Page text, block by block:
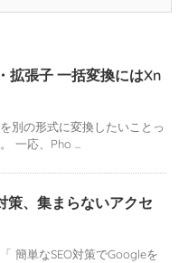
拡張子 一括変換にはXn
別の形式に変換したいことっ
一応、Pho ...
策、集まらないアクセ
簡単なSEO対策でGoogleを